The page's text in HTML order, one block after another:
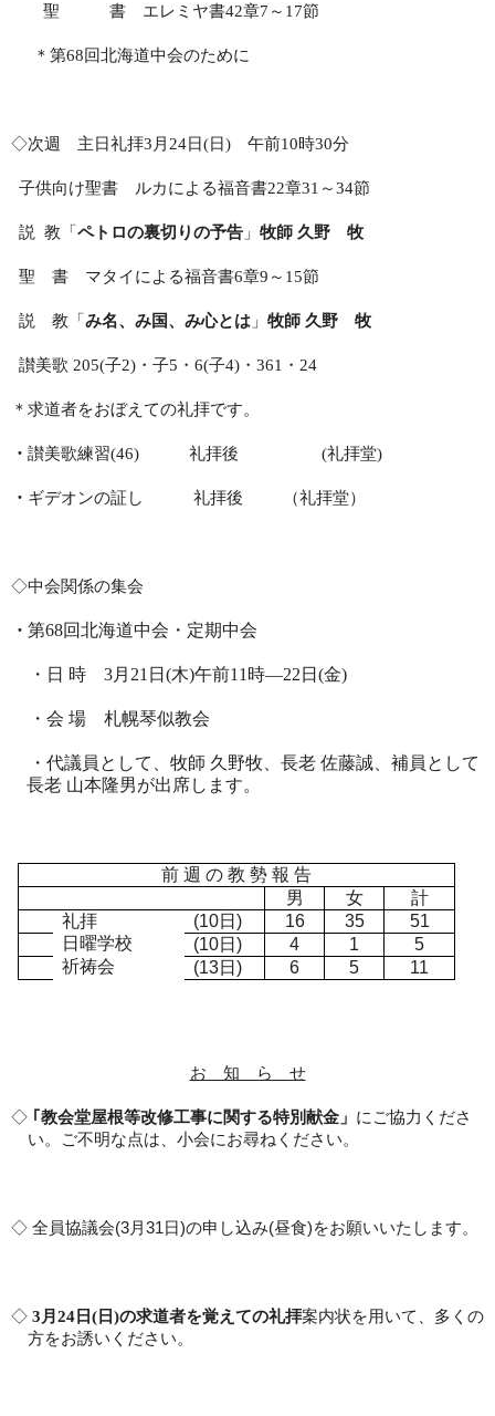
聖 書 エレミヤ書42章7 ～ 17節
＊ 第68回北海道中会のために
◇次週 主日礼拝3 月 24日(日) 午前10時30分
子供向け聖書 ルカによる福音書22章31 ～34節
説 教「ペトロの裏切りの予告 」牧師 久野 牧
聖 書 マタイによる福音書6章9 ～ 15節
説 教「み名、み国、み心とは 」牧師 久野 牧
讃美歌 205(子2) ・子5 ・ 6(子4) ・ 361 ・ 24
＊求道者をおぼえての礼拝です。
・ 讃美歌練習(46) 礼拝後 (礼拝堂)
・ ギデオンの証し 礼拝後 （礼拝堂）
◇中会関係の集会
・ 第68回北海道中会・定期中会
・日 時 3月 21 日 (木)午前11 時―22 日 (金)
・会 場 札幌琴似教会
・代議員として、牧師 久野牧、長老 佐藤誠、補員として
長老 山本隆男が出席します。
前 週 の 教 勢 報 告
男
女
計
礼拝
(10日 ) 16 35
51
日曜学校
(10日 ) 4 1
5
祈祷会
(13日 ) 6 5 11
お 知 ら せ
◇ ｢教会堂屋根等改修工事に関する特別献金」 にご協力くださ
い。ご不明な点は、小会にお尋ねください。
◇ 全員協議会(3月 31 日)の申し込み(昼食)をお願いいたします。
◇ 3 月 24 日( 日)の求道者を覚えての礼拝案内状を用いて、多くの
方をお誘いください。